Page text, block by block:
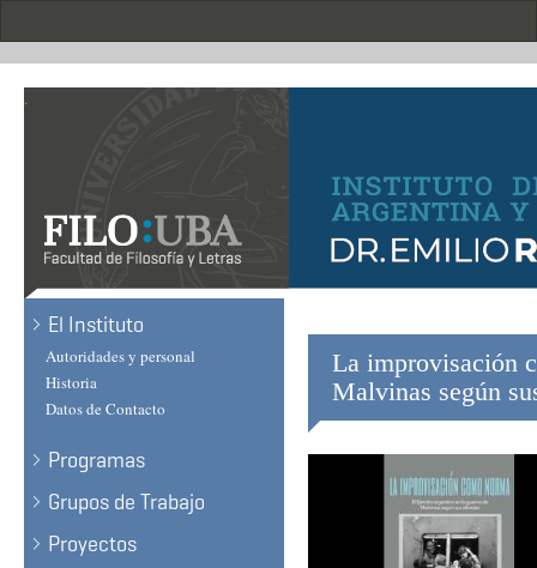
.
El Instituto
Autoridades y personal
Historia
Datos de Contacto
Programas
Grupos de Trabajo
Proyectos
La improvisación
Malvinas según